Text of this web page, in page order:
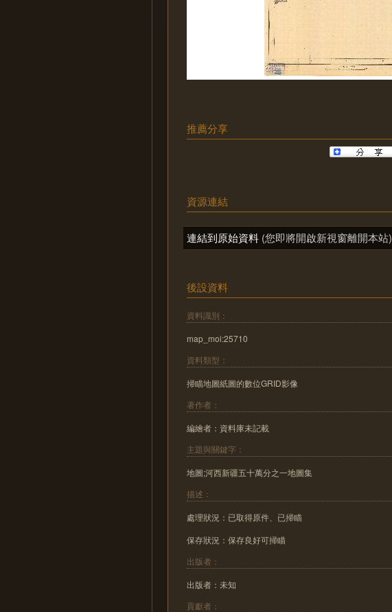
推薦分享
資源連結
連結到原始資料 (您即將開啟新視窗離開本站)
後設資料
資料識別：
map_moi:25710
資料類型：
掃瞄地圖紙圖的數位GRID影像
著作者：
編繪者：資料庫未記載
主題與關鍵字：
地圖;河西新疆五十萬分之一地圖集
描述：
處理狀況：已取得原件、已掃瞄
保存狀況：保存良好可掃瞄
出版者：
出版者：未知
貢獻者：